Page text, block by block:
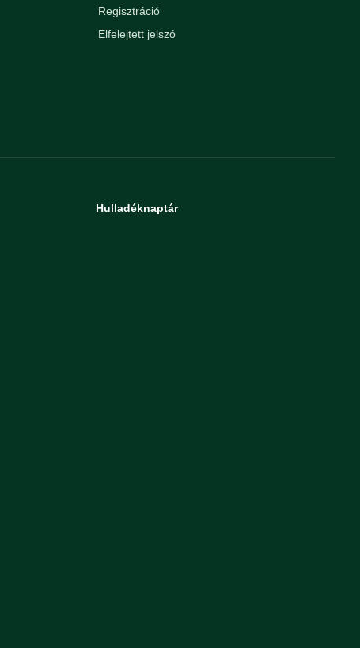
Regisztráció
Elfelejtett jelszó
Hulladéknaptár